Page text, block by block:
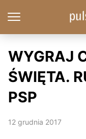
WYGRAJ
ŚWIĘTA.
PSP
12 grudnia 2017